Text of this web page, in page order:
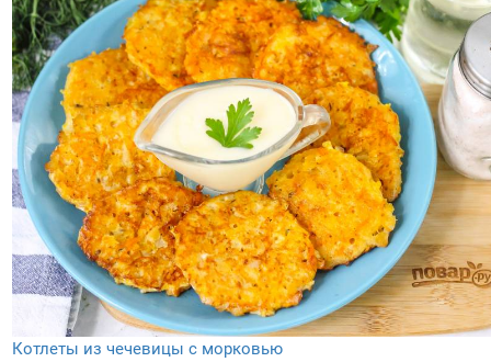
Котлеты из чечевицы с морковью